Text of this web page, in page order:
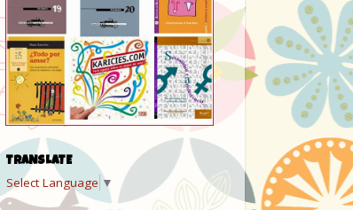
TRANSLATE
Select Language ▼